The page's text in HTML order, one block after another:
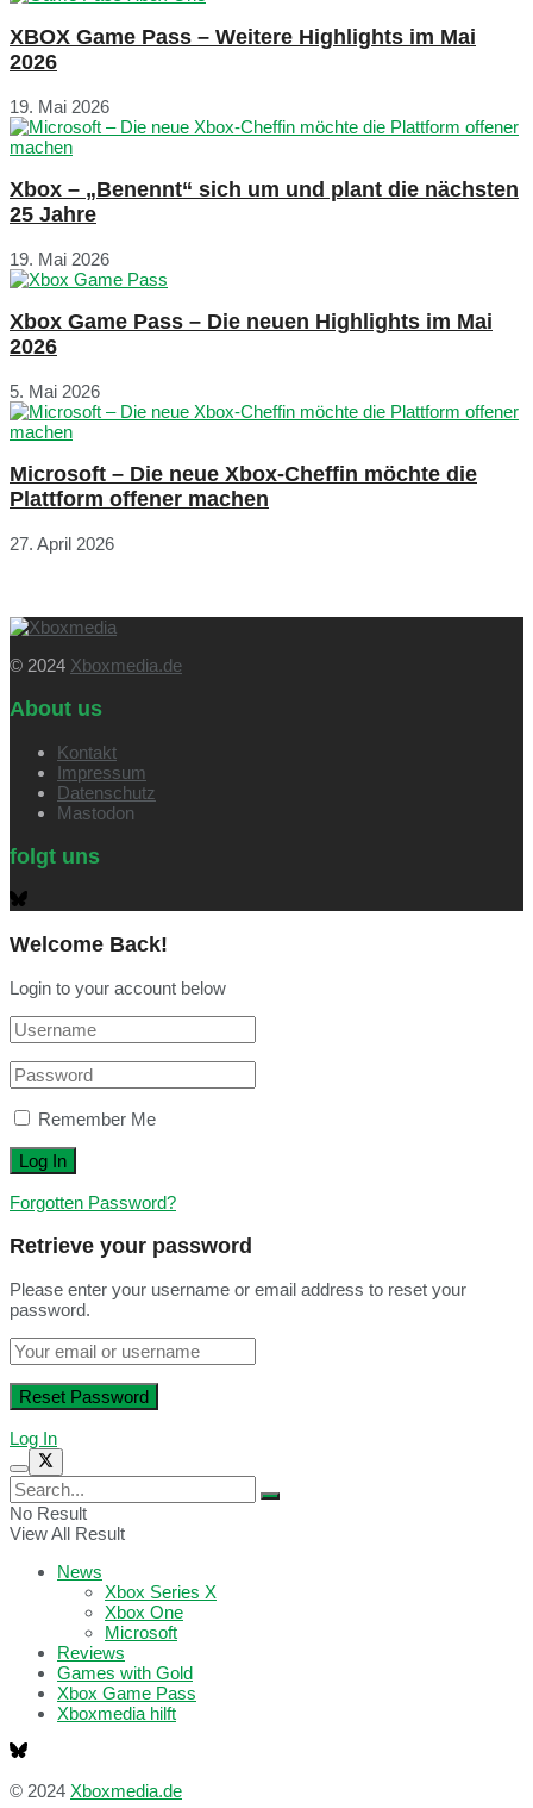
XBOX Game Pass – Weitere Highlights im Mai
2026
19. Mai 2026
Xbox – „Benennt“ sich um und plant die nächsten
25 Jahre
19. Mai 2026
Xbox Game Pass – Die neuen Highlights im Mai
2026
5. Mai 2026
Microsoft – Die neue Xbox-Cheffin möchte die
Plattform offener machen
27. April 2026
© 2024 Xboxmedia.de
About us
Kontakt
Impressum
Datenschutz
Mastodon
folgt uns
Welcome Back!
Login to your account below
Remember Me
Forgotten Password?
Retrieve your password
Please enter your username or email address to reset your
password.
Log In
No Result
View All Result
News
Xbox Series X
Xbox One
Microsoft
Reviews
Games with Gold
Xbox Game Pass
Xboxmedia hilft
© 2024 Xboxmedia.de